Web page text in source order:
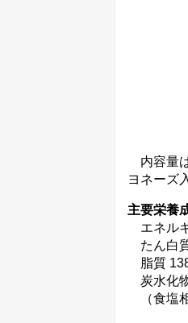
内容量
ヨネーズ
主要栄養
エネル
たん白
脂質
炭水化
（食塩